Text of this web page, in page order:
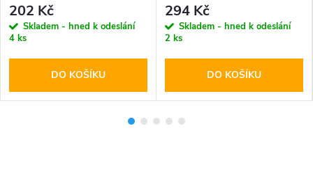
202 Kč
Skladem - hned k odeslání
4 ks
DO KOŠÍKU
294 Kč
Skladem - hned k odeslání
2 ks
DO KOŠÍKU